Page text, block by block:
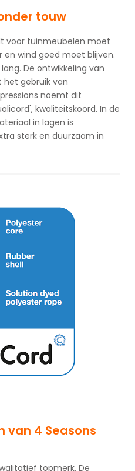
touw
voor tuinmeubelen moet
en wind goed moet blijven.
De ontwikkeling van
gebruik van
noemt dit
kwaliteitskoord. In de
in lagen is
sterk en duurzaam in
van 4 Seasons
topmerk. De